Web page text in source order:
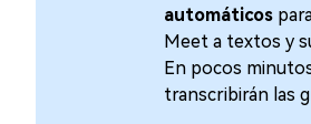
automáticos
Meet a textos y
En pocos
transcribirán las